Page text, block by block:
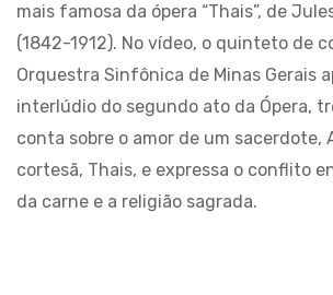
mais famosa da ópera “Thais”, de
(1842-1912). No vídeo, o quinteto de
Orquestra Sinfônica de Minas Gerais
interlúdio do segundo ato da Ópera,
conta sobre o amor de um sacerdote,
cortesã, Thais, e expressa o conflito
da carne e a religião sagrada.